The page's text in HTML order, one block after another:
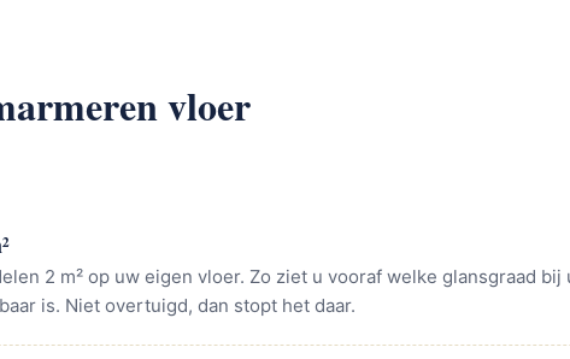
vloer
2 m² op uw eigen vloer. Zo ziet u vooraf welke glansgraad bij
is. Niet overtuigd, dan stopt het daar.